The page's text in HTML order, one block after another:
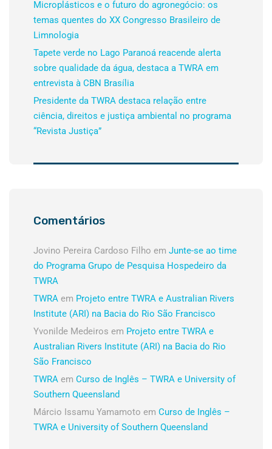
Microplásticos e o futuro do agronegócio: os
temas quentes do XX Congresso Brasileiro de
Limnologia
Tapete verde no Lago Paranoá reacende alerta
sobre qualidade da água, destaca a TWRA em
entrevista à CBN Brasília
Presidente da TWRA destaca relação entre
ciência, direitos e justiça ambiental no programa
“Revista Justiça”
Comentários
Jovino Pereira Cardoso Filho em Junte-se ao time
do Programa Grupo de Pesquisa Hospedeiro da
TWRA
TWRA em Projeto entre TWRA e Australian Rivers
Institute (ARI) na Bacia do Rio São Francisco
Yvonilde Medeiros em Projeto entre TWRA e
Australian Rivers Institute (ARI) na Bacia do Rio
São Francisco
TWRA em Curso de Inglês – TWRA e University of
Southern Queensland
Márcio Issamu Yamamoto em Curso de Inglês –
TWRA e University of Southern Queensland